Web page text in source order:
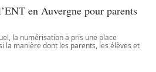
en Auvergne pour parents
la numérisation a pris une place
la manière dont les parents, les élèves et